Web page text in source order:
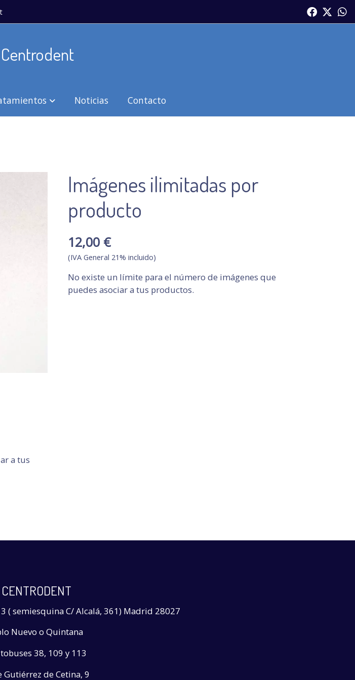
Noticias Contacto
a tus
Imágenes ilimitadas por
producto
12,00 €
(IVA General 21% incluido)
No existe un límite para el número de imágenes que
puedes asociar a tus productos.
( semiesquina C/ Alcalá, 361) Madrid 28027
Nuevo o Quintana
38, 109 y 113
de Cetina, 9